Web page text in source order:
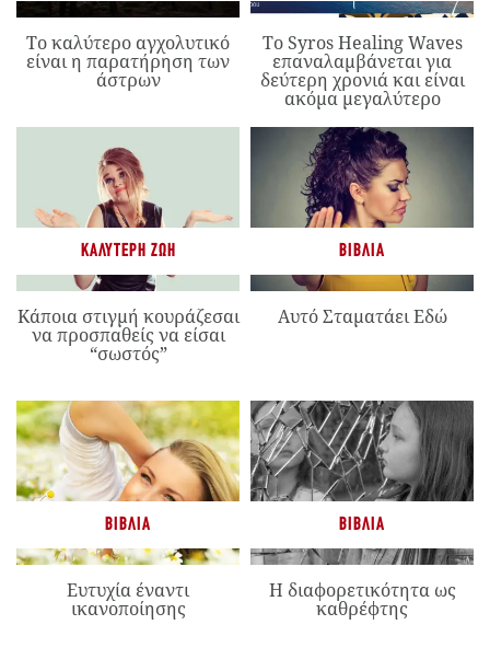
Το καλύτερο αγχολυτικό
είναι η παρατήρηση των
άστρων
Το Syros Healing Waves
επαναλαμβάνεται για
δεύτερη χρονιά και είναι
ακόμα μεγαλύτερο
ΚΑΛΎΤΕΡΗ ΖΩΉ
Κάποια στιγμή κουράζεσαι
να προσπαθείς να είσαι
“σωστός”
ΒΙΒΛΊΑ
Αυτό Σταματάει Εδώ
ΒΙΒΛΊΑ
Ευτυχία έναντι
ικανοποίησης
ΒΙΒΛΊΑ
Η διαφορετικότητα ως
καθρέφτης